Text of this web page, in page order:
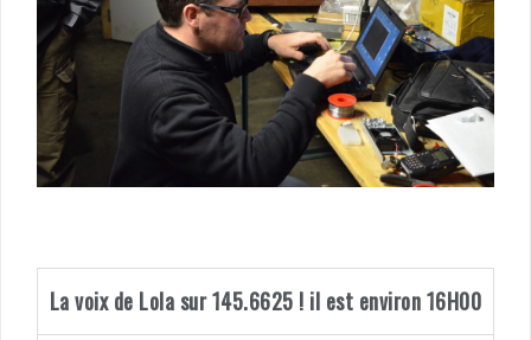
La voix de Lola sur 145.6625 ! il est environ 16H00